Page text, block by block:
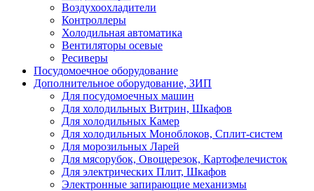
Воздухоохладители
Контроллеры
Холодильная автоматика
Вентиляторы осевые
Ресиверы
Посудомоечное оборудование
Дополнительное оборудование, ЗИП
Для посудомоечных машин
Для холодильных Витрин, Шкафов
Для холодильных Камер
Для холодильных Моноблоков, Сплит-систем
Для морозильных Ларей
Для мясорубок, Овощерезок, Картофелечисток
Для электрических Плит, Шкафов
Электронные запирающие механизмы